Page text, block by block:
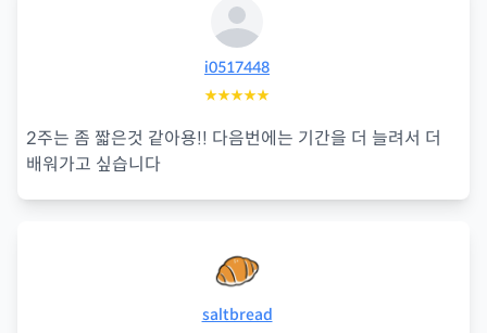
i0517448
★★★★★
2주는 좀 짧은것 같아용!! 다음번에는 기간을 더 늘려서 더
배워가고 싶습니다
saltbread